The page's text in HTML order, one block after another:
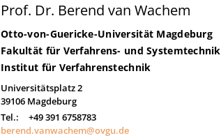
Prof. Dr. Berend van Wachem
Otto-von-Guericke-Universität Magdeburg
Fakultät für Verfahrens- und Systemtechnik
Institut für Verfahrenstechnik
Universitätsplatz 2
39106 Magdeburg
Tel.:
+49 391 6758783
berend.vanwachem@ovgu.de